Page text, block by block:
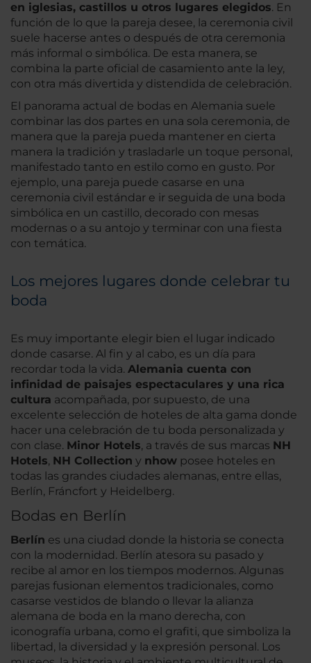
en iglesias, castillos u otros lugares elegidos. En
función de lo que la pareja desee, la ceremonia civil
suele hacerse antes o después de otra ceremonia
más informal o simbólica. De esta manera, se
combina la parte oficial de casamiento ante la ley,
con otra más divertida y distendida de celebración.
El panorama actual de bodas en Alemania suele
combinar las dos partes en una sola ceremonia, de
manera que la pareja pueda mantener en cierta
manera la tradición y trasladarle un toque personal,
manifestado tanto en estilo como en gusto. Por
ejemplo, una pareja puede casarse en una
ceremonia civil estándar e ir seguida de una boda
simbólica en un castillo, decorado con mesas
modernas o a su antojo y terminar con una fiesta
con temática.
Los mejores lugares donde celebrar tu
boda
Es muy importante elegir bien el lugar indicado
donde casarse. Al fin y al cabo, es un día para
recordar toda la vida. Alemania cuenta con
infinidad de paisajes espectaculares y una rica
cultura acompañada, por supuesto, de una
excelente selección de hoteles de alta gama donde
hacer una celebración de tu boda personalizada y
con clase. Minor Hotels, a través de sus marcas NH
Hotels, NH Collection y nhow posee hoteles en
todas las grandes ciudades alemanas, entre ellas,
Berlín, Fráncfort y Heidelberg.
Bodas en Berlín
Berlín es una ciudad donde la historia se conecta
con la modernidad. Berlín atesora su pasado y
recibe al amor en los tiempos modernos. Algunas
parejas fusionan elementos tradicionales, como
casarse vestidos de blando o llevar la alianza
alemana de boda en la mano derecha, con
iconografía urbana, como el grafiti, que simboliza la
libertad, la diversidad y la expresión personal. Los